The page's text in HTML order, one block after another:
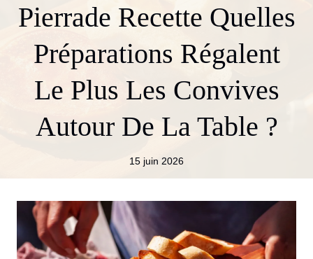
Pierrade Recette Quelles
Préparations Régalent
Le Plus Les Convives
Autour De La Table ?
15 juin 2026